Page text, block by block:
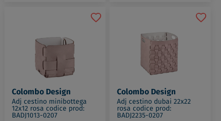
Colombo Design
Adj cestino minibottega
12x12 rosa codice prod:
BADJ1013-0207
Colombo Design
Adj cestino dubai 22x22
rosa codice prod:
BADJ2235-0207